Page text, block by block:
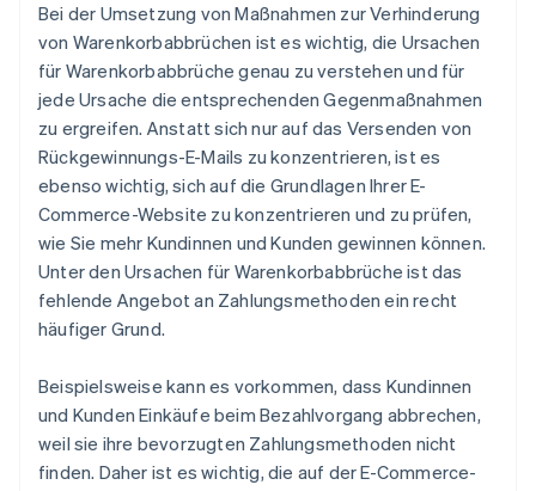
Bei der Umsetzung von Maßnahmen zur Verhinderung
von Warenkorbabbrüchen ist es wichtig, die Ursachen
für Warenkorbabbrüche genau zu verstehen und für
jede Ursache die entsprechenden Gegenmaßnahmen
zu ergreifen. Anstatt sich nur auf das Versenden von
Rückgewinnungs-E-Mails zu konzentrieren, ist es
ebenso wichtig, sich auf die Grundlagen Ihrer E-
Commerce-Website zu konzentrieren und zu prüfen,
wie Sie mehr Kundinnen und Kunden gewinnen können.
Unter den Ursachen für Warenkorbabbrüche ist das
fehlende Angebot an Zahlungsmethoden ein recht
häufiger Grund.
Beispielsweise kann es vorkommen, dass Kundinnen
und Kunden Einkäufe beim Bezahlvorgang abbrechen,
weil sie ihre bevorzugten Zahlungsmethoden nicht
finden. Daher ist es wichtig, die auf der E-Commerce-